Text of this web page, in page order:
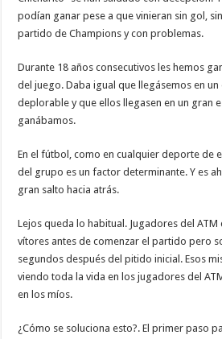
podían ganar pese a que vinieran sin gol,
partido de Champions y con problemas.
Durante 18 años consecutivos les hemos
del juego. Daba igual que llegásemos en
deplorable y que ellos llegasen en un gran
ganábamos.
En el fútbol, como en cualquier deporte de
del grupo es un factor determinante. Y es
gran salto hacia atrás.
Lejos queda lo habitual. Jugadores del ATM
vítores antes de comenzar el partido pero
segundos después del pitido inicial. Esos
viendo toda la vida en los jugadores del
en los míos.
¿Cómo se soluciona esto?. El primer paso